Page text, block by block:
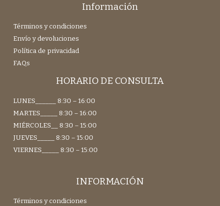
Información
Términos y condiciones
Envío y devoluciones
Política de privacidad
FAQs
HORARIO DE CONSULTA
LUNES______ 8:30 – 16:00
MARTES_____ 8:30 – 16:00
MIÉRCOLES__ 8:30 – 15:00
JUEVES_____ 8:30 – 15:00
VIERNES_____ 8:30 – 15:00
INFORMACIÓN
Términos y condiciones